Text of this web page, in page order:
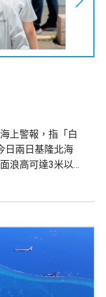
上警報，指「白
日兩日基隆北海
浪高可達3米以
影響，台灣多地